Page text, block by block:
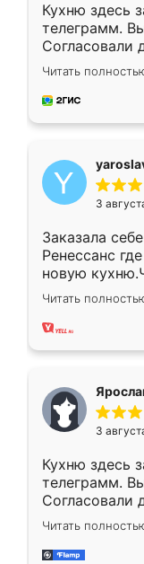
Кухню здесь
телеграмм.
Согласовали
недели кухня
довольны
мебель за
Читать
3
Заказала
Ренессанс
новую
вполне
два года,
Читать
3
Кухню здесь
телеграмм.
Согласовали
недели кухня
довольны
мебель за
Читать